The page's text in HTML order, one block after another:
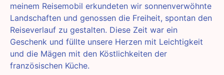
meinem Reisemobil erkundeten wir sonnenverwöhnte
Landschaften und genossen die Freiheit, spontan den
Reiseverlauf zu gestalten. Diese Zeit war ein
Geschenk und füllte unsere Herzen mit Leichtigkeit
und die Mägen mit den Köstlichkeiten der
französischen Küche.